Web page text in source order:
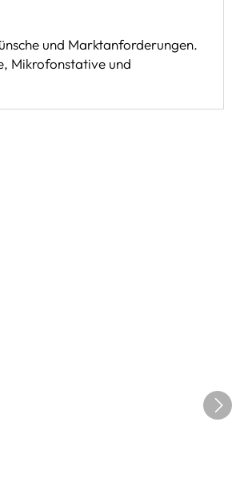
und Marktanforderungen.
Mikrofonstative und